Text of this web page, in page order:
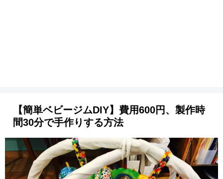
【簡単ベビージムDIY】費用600円、製作時
間30分で手作りする方法